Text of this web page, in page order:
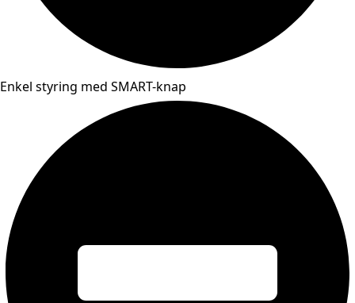
Enkel styring med SMART-knap